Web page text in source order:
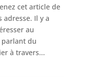
cet article de
adresse. Il y a
au
parlant du
à travers...